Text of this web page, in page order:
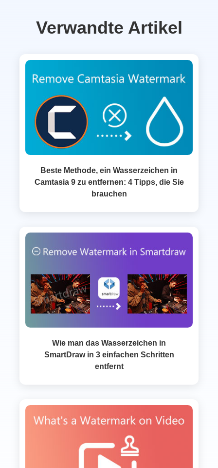
Verwandte Artikel
Beste Methode, ein Wasserzeichen in
Camtasia 9 zu entfernen: 4 Tipps, die Sie
brauchen
Wie man das Wasserzeichen in
SmartDraw in 3 einfachen Schritten
entfernt